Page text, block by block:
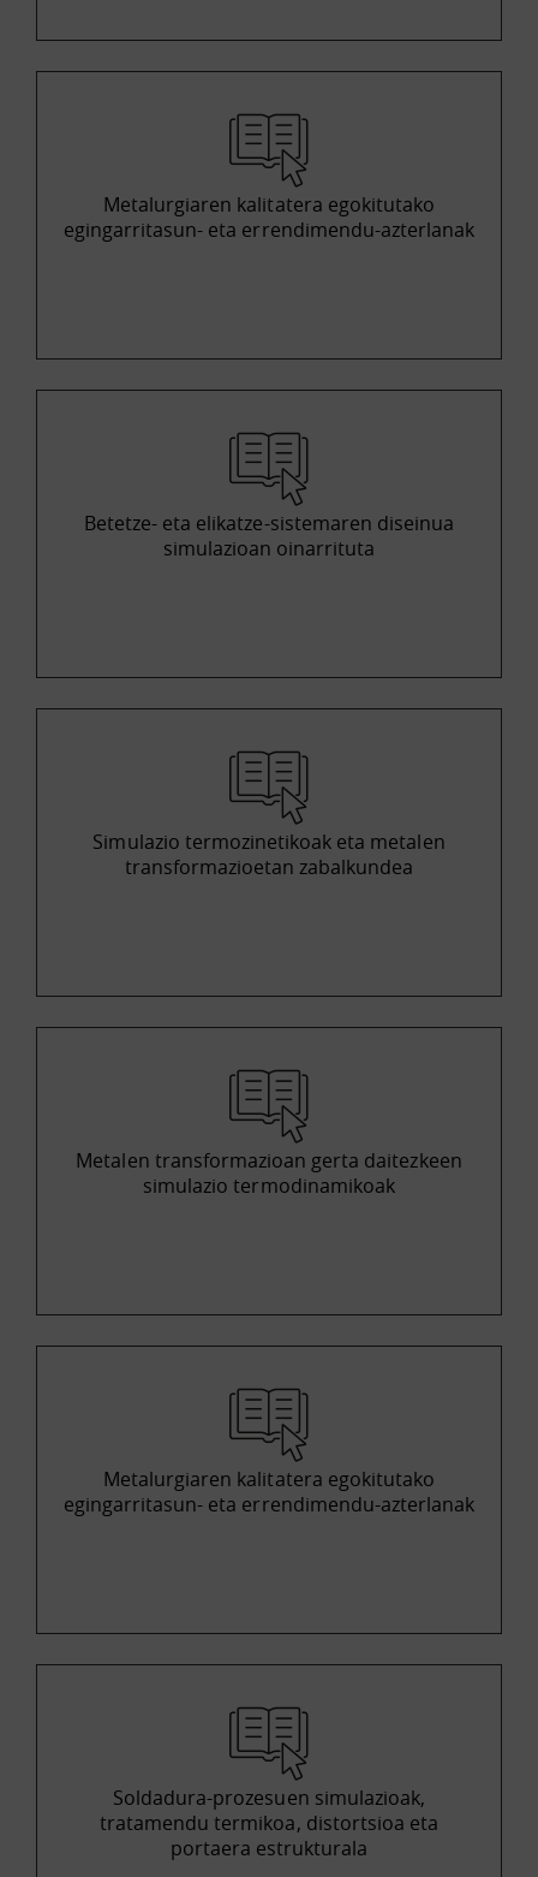
Metalurgiaren kalitatera egokitutako
egingarritasun- eta errendimendu-azterlanak
Betetze- eta elikatze-sistemaren diseinua
simulazioan oinarrituta
Simulazio termozinetikoak eta metalen
transformazioetan zabalkundea
Metalen transformazioan gerta daitezkeen
simulazio termodinamikoak
Metalurgiaren kalitatera egokitutako
egingarritasun- eta errendimendu-azterlanak
Soldadura-prozesuen simulazioak,
tratamendu termikoa, distortsioa eta
portaera estrukturala